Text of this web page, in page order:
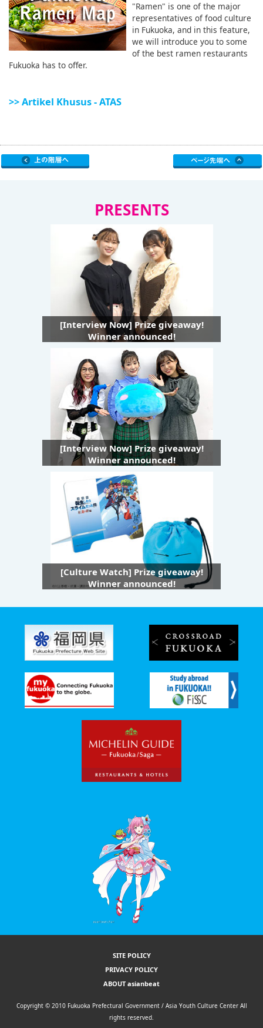
"Ramen" is one of the major
representatives of food culture
in Fukuoka, and in this feature,
we will introduce you to some
of the best ramen restaurants
Fukuoka has to offer.
>> Artikel Khusus - ATAS
PRESENTS
[Interview Now] Prize giveaway!
Winner announced!
[Interview Now] Prize giveaway!
Winner announced!
[Culture Watch] Prize giveaway!
Winner announced!
SITE POLICY
PRIVACY POLICY
ABOUT asianbeat
Copyright © 2010 Fukuoka Prefectural Government / Asia Youth Culture Center All
rights reserved.